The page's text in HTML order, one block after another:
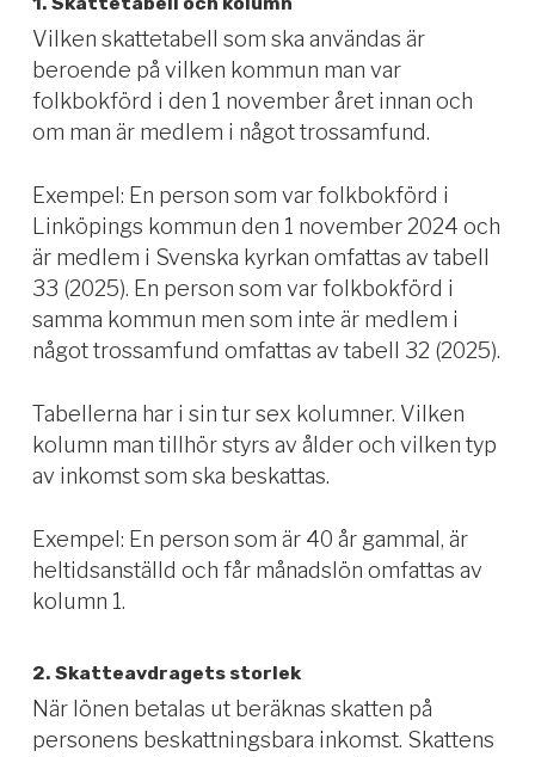
Vilken skattetabell som ska användas är
beroende på vilken kommun man var
folkbokförd i den 1 november året innan och
om man är medlem i något trossamfund.
Exempel: En person som var folkbokförd i
Linköpings kommun den 1 november 2024 och
är medlem i Svenska kyrkan omfattas av tabell
33 (2025). En person som var folkbokförd i
samma kommun men som inte är medlem i
något trossamfund omfattas av tabell 32 (2025).
Tabellerna har i sin tur sex kolumner. Vilken
kolumn man tillhör styrs av ålder och vilken typ
av inkomst som ska beskattas.
Exempel: En person som är 40 år gammal, är
heltidsanställd och får månadslön omfattas av
kolumn 1.
2. Skatteavdragets storlek
När lönen betalas ut beräknas skatten på
personens beskattningsbara inkomst. Skattens